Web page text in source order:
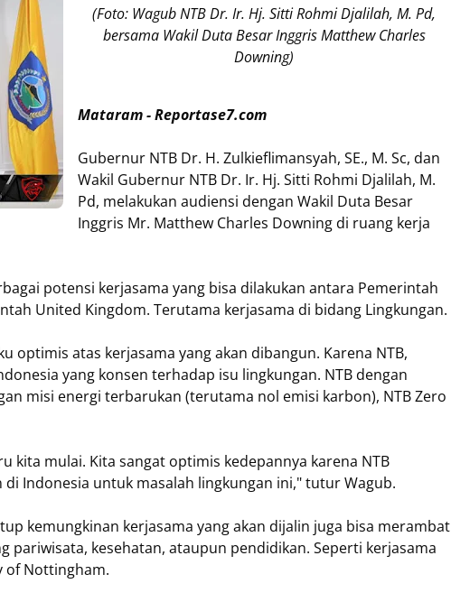
(Foto: Wagub NTB Dr. Ir. Hj. Sitti Rohmi Djalilah, M. Pd,
bersama Wakil Duta Besar Inggris Matthew Charles
Downing)
Mataram - Reportase7.com
Gubernur NTB Dr. H. Zulkieflimansyah, SE., M. Sc, dan
Wakil Gubernur NTB Dr. Ir. Hj. Sitti Rohmi Djalilah, M.
Pd, melakukan audiensi dengan Wakil Duta Besar
Inggris Mr. Matthew Charles Downing di ruang kerja
potensi kerjasama yang bisa dilakukan antara Pemerintah
United Kingdom. Terutama kerjasama di bidang Lingkungan.
optimis atas kerjasama yang akan dibangun. Karena NTB,
yang konsen terhadap isu lingkungan. NTB dengan
misi energi terbarukan (terutama nol emisi karbon), NTB Zero
kita mulai. Kita sangat optimis kedepannya karena NTB
Indonesia untuk masalah lingkungan ini," tutur Wagub.
kemungkinan kerjasama yang akan dijalin juga bisa merambat
pariwisata, kesehatan, ataupun pendidikan. Seperti kerjasama
of Nottingham.